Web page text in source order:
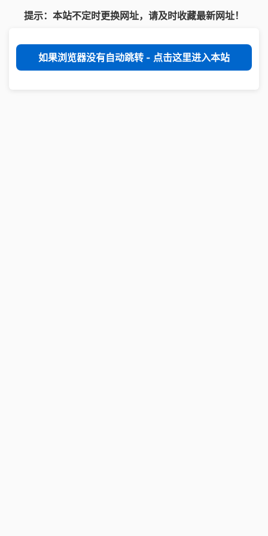
提示：本站不定时更换网址，请及时收藏最新网址！
如果浏览器没有自动跳转 - 点击这里进入本站